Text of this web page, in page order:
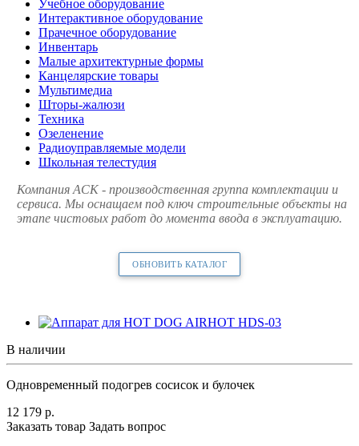
Учебное оборудование
Интерактивное оборудование
Прачечное оборудование
Инвентарь
Малые архитектурные формы
Канцелярские товары
Мультимедиа
Шторы-жалюзи
Техника
Озеленение
Радиоуправляемые модели
Школьная телестудия
Компания АСК - производственная группа комплектации и
сервиса. Мы оснащаем под ключ строительные объекты на
этапе чистовых работ до момента ввода в эксплуатацию.
ОБНОВИТЬ КАТАЛОГ
В наличии
Одновременный подогрев сосисок и булочек
12 179 р.
Заказать товар Задать вопрос